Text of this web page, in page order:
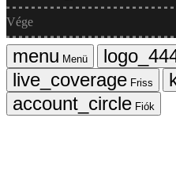
Vége
Menü
Friss
Fiók